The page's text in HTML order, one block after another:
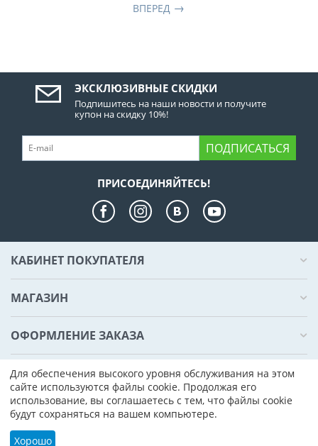
ВПЕРЕД
ЭКСКЛЮЗИВНЫЕ СКИДКИ
Подпишитесь на наши новости и получите
купон на скидку 10%!
ПОДПИСАТЬСЯ
ПРИСОЕДИНЯЙТЕСЬ!
КАБИНЕТ ПОКУПАТЕЛЯ
МАГАЗИН
ОФОРМЛЕНИЕ ЗАКАЗА
КОНТАКТЫ
© 2000 - 2026 Компьютер Плаза. На базеCS-Cart - Платформа для
интернет-магазинов
Для обеспечения высокого уровня обслуживания на этом
сайте используются файлы cookie. Продолжая его
использование, вы соглашаетесь с тем, что файлы cookie
будут сохраняться на вашем компьютере.
Хорошо